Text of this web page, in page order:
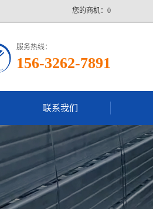
您的商机：0
服务热线：
156-3262-7891
联系我们